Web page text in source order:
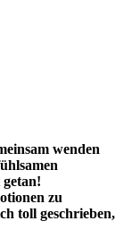
wenden
zu
toll geschrieben,